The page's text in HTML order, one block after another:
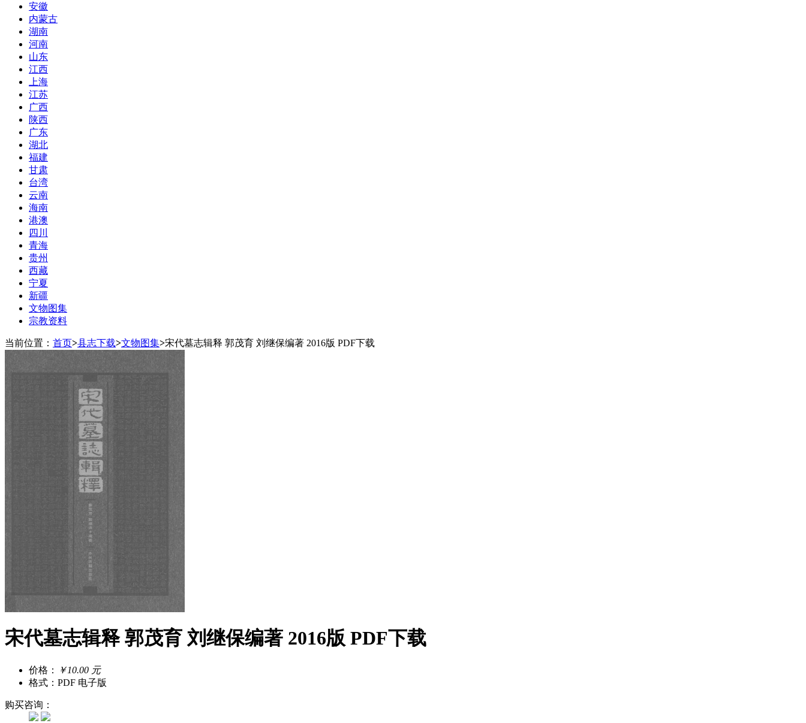
安徽
内蒙古
湖南
河南
山东
江西
上海
江苏
广西
陕西
广东
湖北
福建
甘肃
台湾
云南
海南
港澳
四川
青海
贵州
西藏
宁夏
新疆
文物图集
宗教资料
当前位置： 首页>县志下载>文物图集>宋代墓志辑释 郭茂育 刘继保编著 2016版 PDF下载
宋代墓志辑释 郭茂育 刘继保编著 2016版 PDF下载
价格：
￥10.00 元
格式：PDF 电子版
购买咨询：